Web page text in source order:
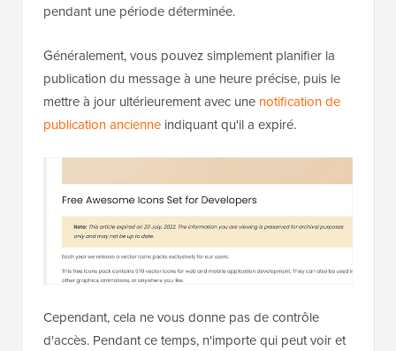
pendant une période déterminée.
Généralement, vous pouvez simplement planifier la
publication du message à une heure précise, puis le
mettre à jour ultérieurement avec une notification de
publication ancienne indiquant qu'il a expiré.
Cependant, cela ne vous donne pas de contrôle
d'accès. Pendant ce temps, n'importe qui peut voir et